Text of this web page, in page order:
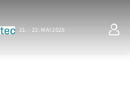
21. - 22. MAI 2025